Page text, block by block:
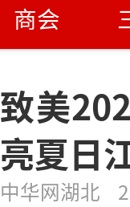
商会
致美
亮夏日
中华网湖北